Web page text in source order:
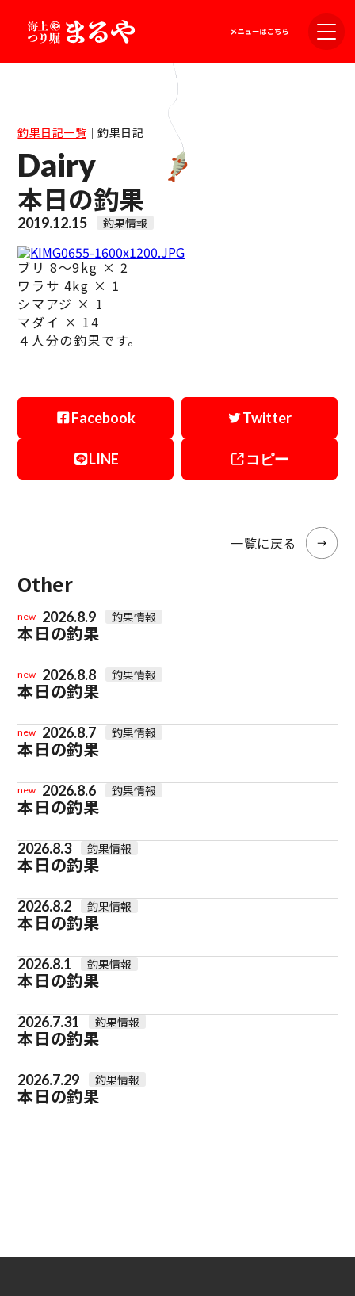
釣果日記一覧｜釣果日記
Dairy
本日の釣果
2019.12.15 釣果情報
ブリ 8～9kg × 2
ワラサ 4kg × 1
シマアジ × 1
マダイ × 14
４人分の釣果です。
Facebook Twitter
LINE コピー
一覧に戻る
Other
new 2026.8.9 釣果情報
本日の釣果
new 2026.8.8 釣果情報
本日の釣果
new 2026.8.7 釣果情報
本日の釣果
new 2026.8.6 釣果情報
本日の釣果
2026.8.3 釣果情報
本日の釣果
2026.8.2 釣果情報
本日の釣果
2026.8.1 釣果情報
本日の釣果
2026.7.31 釣果情報
本日の釣果
2026.7.29 釣果情報
本日の釣果